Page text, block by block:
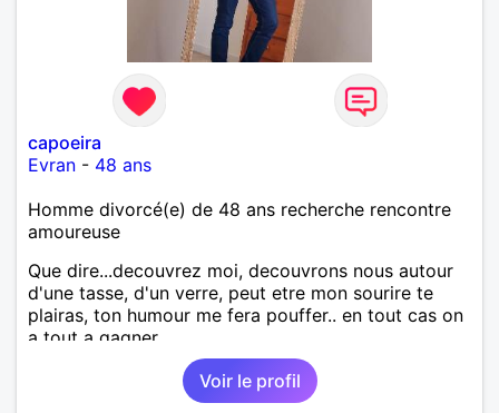
capoeira
Evran - 48 ans
Homme divorcé(e) de 48 ans recherche rencontre
amoureuse
Que dire...decouvrez moi, decouvrons nous autour
d'une tasse, d'un verre, peut etre mon sourire te
plairas, ton humour me fera pouffer.. en tout cas on
a tout a gagner.
Voir le profil